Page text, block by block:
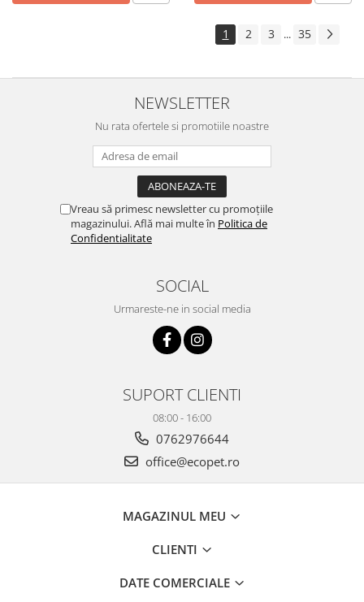
1 2 3 ... 35
NEWSLETTER
Nu rata ofertele si promotiile noastre
Vreau să primesc newsletter cu promoțiile
magazinului. Află mai multe în Politica de
Confidentialitate
SOCIAL
Urmareste-ne in social media
SUPORT CLIENTI
08:00 - 16:00
0762976644
office@ecopet.ro
MAGAZINUL MEU
CLIENTI
DATE COMERCIALE